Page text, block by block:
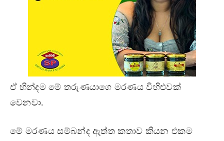
ඒ හින්දම මේ තරුණයාගෙ මරණය විහිළුවක්
වෙනවා.
මේ මරණය සම්බන්ද ඇත්ත කතාව කියන එකම